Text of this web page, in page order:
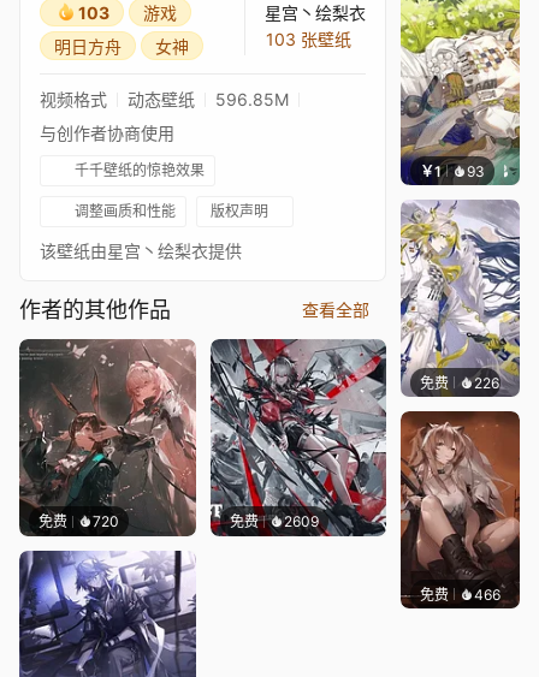
103
游戏
明日方舟
女神
星宫丶绘梨衣
103 张壁纸
视频格式 动态壁纸
596.85M
与创作者协商使用
千千壁纸的惊艳效果
调整画质和性能 版权声明
该壁纸由星宫丶绘梨衣提供
作者的其他作品 查看全部
免费 720 免费 2609
￥1 93 冷鸟
免费 226小鬼
免费 466星宫